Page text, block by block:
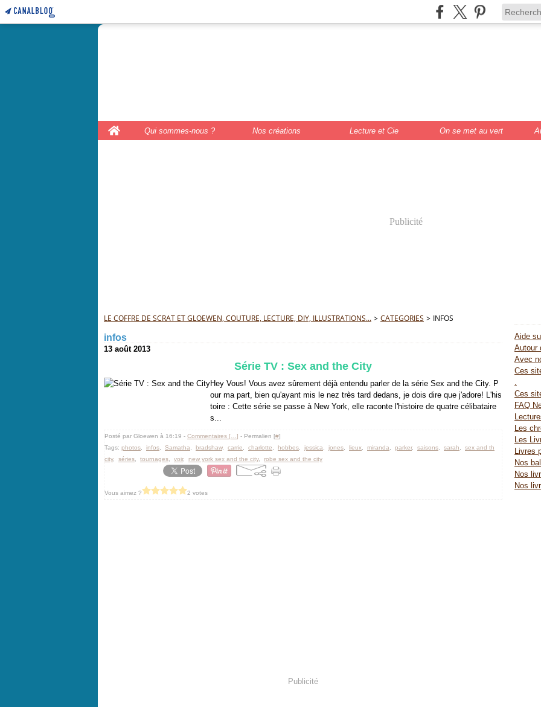
Home
Qui sommes-nous ? Nos créations Lecture et Cie On se met au vert
Publicité
LE COFFRE DE SCRAT ET GLOEWEN, COUTURE, LECTURE, DIY, ILLUSTRATIONS... > CATEGORIES > INFOS
infos
13 août 2013
Série TV : Sex and the City
Hey Vous! Vous avez sûrement déjà entendu parler de la série Sex and the City. P
our ma part, bien qu'ayant mis le nez très tard dedans, je dois dire que j'adore! L'his
toire : Cette série se passe à New York, elle raconte l'histoire de quatre célibataire
s...
Posté par Gloewen à 16:19 - Commentaires [ ] - Permalien [#]
Tags: photos infos Samatha bradshaw, carrie charlotte hobbes jessica jones lieux miranda parker, saisons sarah
sex and th
city, séries tournages voir, new york sex and the city, robe sex and the city
Vous aimez ? 2 votes
Publicité
Aide
Autour
Avec
Ces
.
Ces
FAQ
Les
Les
Livres
Nos
Nos
Nos